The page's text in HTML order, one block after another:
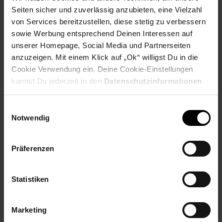
Seiten sicher und zuverlässig anzubieten, eine Vielzahl
von Services bereitzustellen, diese stetig zu verbessern
sowie Werbung entsprechend Deinen Interessen auf
unserer Homepage, Social Media und Partnerseiten
anzuzeigen. Mit einem Klick auf „Ok“ willigst Du in die
Cookie Verwendung ein. Deine Cookie-Einstellungen
kannst Du jederzeit in den Datenschutzinformationen
ändern bzw. widerrufen.
Notwendig
Präferenzen
Statistiken
Marketing
Payback Punkte Basis°Punkte:
93
Extra°Punkte:
0
Produktbeschreibung
und OneGo Power Clean-Bodendüse. Effizient, sauber,
einzigartig smart und unglaublich leise.Damit die Saugleistung
nicht mehr manuell umgestellt werden muss, erkennt der
VX8.2 im Smartmode intelligent unterschiedliche Bodenbeläge
und passt die Saugkraft automatisch optimal an. Teppich- und
Hartböden können so nahtlos und unterbrechungsfrei gesaugt
werden – einfach und mühelos.
EAN: 7332543694150